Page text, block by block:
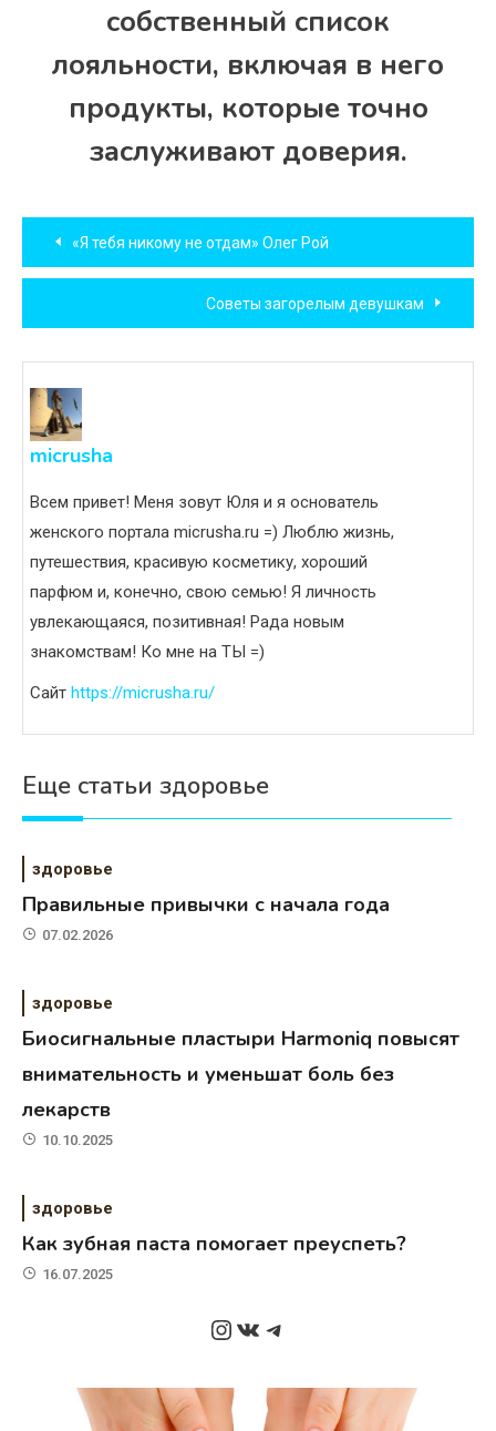
собственный список
лояльности, включая в него
продукты, которые точно
заслуживают доверия.
Навигация
по
записям
«Я тебя никому не отдам» Олег Рой
Советы загорелым девушкам
micrusha
Всем привет! Меня зовут Юля и я основатель
женского портала micrusha.ru =) Люблю жизнь,
путешествия, красивую косметику, хороший
парфюм и, конечно, свою семью! Я личность
увлекающаяся, позитивная! Рада новым
знакомствам! Ко мне на ТЫ =)
Сайт https://micrusha.ru/
Еще статьи здоровье
здоровье
Правильные привычки с начала года
07.02.2026
здоровье
Биосигнальные пластыри Harmoniq повысят
внимательность и уменьшат боль без
лекарств
10.10.2025
здоровье
Как зубная паста помогает преуспеть?
16.07.2025
Instagram
ВКонтакте
Telegram